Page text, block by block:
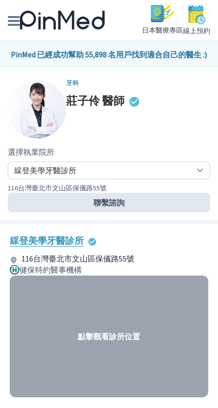
日本醫療專區線上預約
線上預約醫師、院所
健康主題館
PinMed 已經成功幫助 55,898 名用戶找到適合自己的醫生 :)
牙科
莊子伶醫師
選擇執業院所
116台灣臺北市文山區保儀路55號
聯繫諮詢
綵登美學牙醫診所
116台灣臺北市文山區保儀路55號
健保特約醫事機構
點擊觀看診所位置